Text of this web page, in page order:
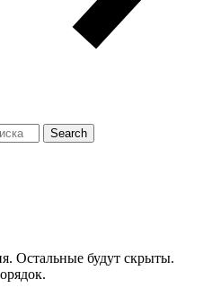
Search
Остальные будут скрыты.